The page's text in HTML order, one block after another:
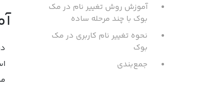
آموزش روش تغییر نام در مک
بوک با چند مرحله ساده
نحوه تغییر نام کاربری در مک
بوک
جمع‌بندی